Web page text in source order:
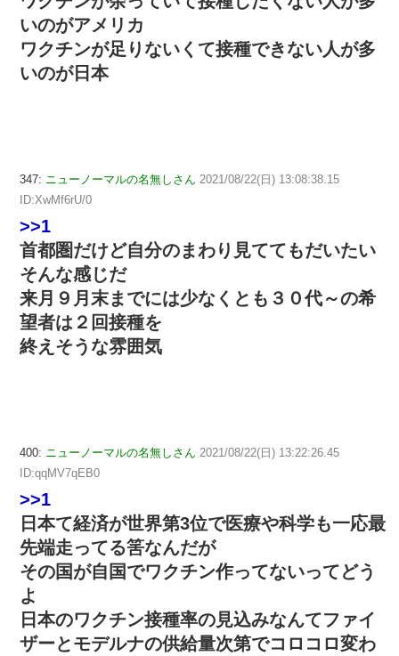
いのがアメリカ
ワクチンが足りないくて接種できない人が多
いのが日本
347: ニューノーマルの名無しさん 2021/08/22(日) 13:08:38.15
ID:XwMf6rU/0
>>1
首都圏だけど自分のまわり見ててもだいたい
そんな感じだ
来月９月末までには少なくとも３０代～の希
望者は２回接種を
終えそうな雰囲気
400: ニューノーマルの名無しさん 2021/08/22(日) 13:22:26.45
ID:qqMV7qEB0
>>1
日本て経済が世界第3位で医療や科学も一応最
先端走ってる筈なんだが
その国が自国でワクチン作ってないってどう
よ
日本のワクチン接種率の見込みなんてファイ
ザーとモデルナの供給量次第でコロコロ変わ